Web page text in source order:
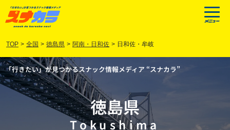
TOP > 全国 > 徳島県 > 阿南・日和佐 > 日和佐・牟岐
「行きたい」が見つかるスナック情報メディア “スナカラ”
徳島県
Tokushima